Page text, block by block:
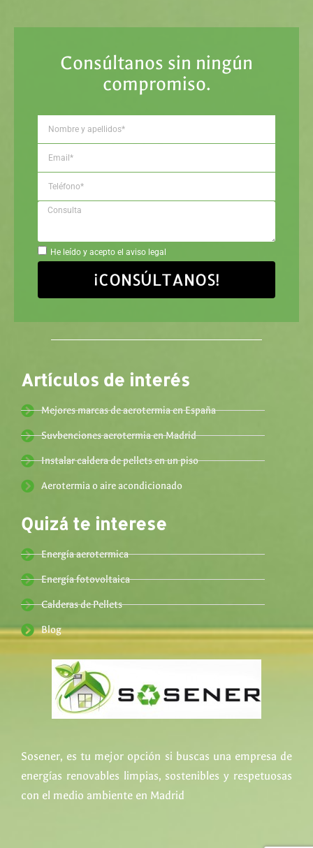
Consúltanos sin ningún
compromiso.
He leído y acepto el aviso legal
¡CONSÚLTANOS!
Artículos de interés
Mejores marcas de aerotermia en España
Suvbenciones aerotermia en Madrid
Instalar caldera de pellets en un piso
Aerotermia o aire acondicionado
Quizá te interese
Energía aerotermica
Energía fotovoltaica
Calderas de Pellets
Blog
Sosener, es tu mejor opción si buscas una empresa de
energías renovables limpias, sostenibles y respetuosas
con el medio ambiente en Madrid